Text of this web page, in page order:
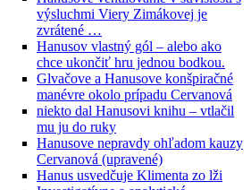
výsluchmi Viery Zimákovej je
zvrátené …
Hanusov vlastný gól – alebo ako
chce ukončiť hru jednou bodkou.
Glvačove a Hanusove konšpiračné
manévre okolo prípadu Cervanová
niekto dal Hanusovi knihu – vtlačil
mu ju do ruky
Hanusove nepravdy ohľadom kauzy
Cervanová (upravené)
Hanus usvedčuje Klimenta zo lži